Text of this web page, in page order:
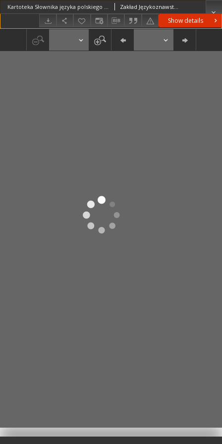
Show details
Kartoteka Słownika języka polskiego XVII i 1. połowy XVIII wieku; Duszek - Dwa1 Zakład Językoznawstwa PAN w Warszawie